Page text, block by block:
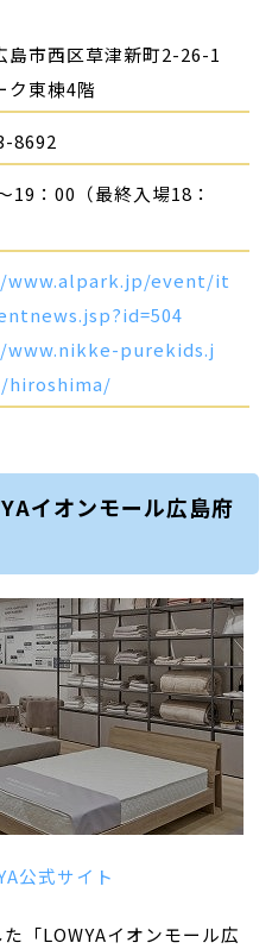
島市西区草津新町2-26-1
ク東棟4階
8692
19：00（最終入場18：
event/it
purekids.j
hiroshima/
イオンモール広島府
公式サイト
「LOWYAイオンモール広